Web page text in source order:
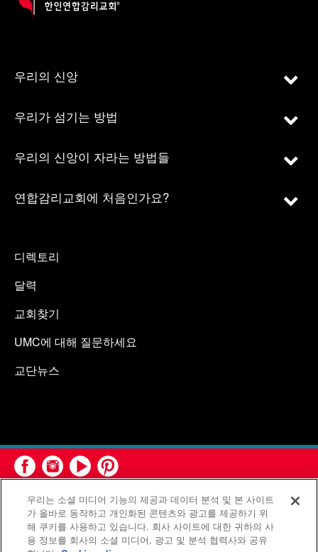
우리의 신앙
우리가 섬기는 방법
우리의 신앙이 자라는 방법들
연합감리교회에 처음인가요?
디렉토리
달력
교회찾기
UMC에 대해 질문하세요
교단뉴스
연합감리교회 공보부(United Methodist Communications)는 연
우리는 소셜 미디어 기능의 제공과 데이터 분석 및 본 사이트
가 올바로 동작하고 개인화된 콘텐츠와 광고를 제공하기 위
해 쿠키를 사용하고 있습니다. 회사 사이트에 대한 귀하의 사
용 정보를 회사의 소셜 미디어, 광고 및 분석 협력사와 공유